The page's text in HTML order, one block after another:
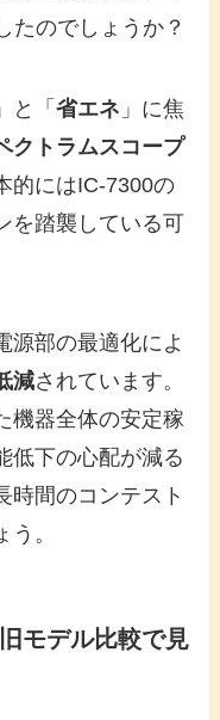
たのでしょうか？
」と「省エネ 」に焦
クトラムスコープ
的にはIC-7300の
を踏襲している可
源部の最適化によ
減されています。
機器全体の安定稼
低下の心配が減る
時間のコンテスト
う。
モデル比較で見